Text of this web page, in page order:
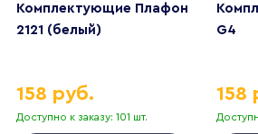
Комплектующие Плафон
2121 (белый)
Доступно к заказу: 101 шт.
158 руб.
G4
158